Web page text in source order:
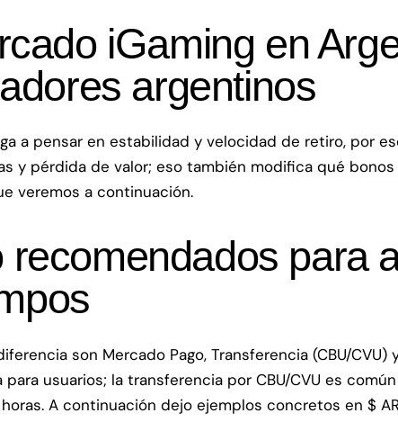
iGaming en
argentinos
a pensar en estabilidad y velocidad de retiro, por
y pérdida de valor; eso también modifica qué
veremos a continuación.
para
son Mercado Pago, Transferencia (CBU/CVU)
usuarios; la transferencia por CBU/CVU es
A continuación dejo ejemplos concretos en $